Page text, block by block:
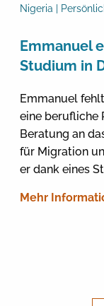
Nigeria |
Emmanuel
Studium in
Emmanuel
eine berufliche
Beratung an
für Migration
er dank eines
Mehr